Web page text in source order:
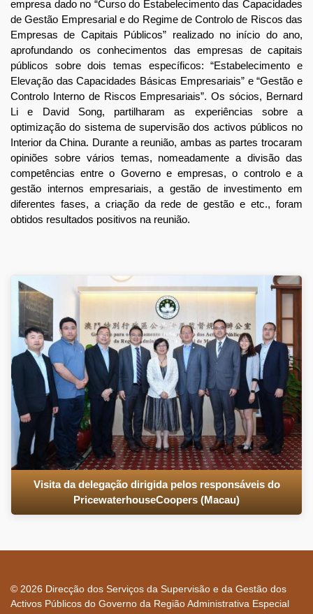
empresa dado no “Curso do Estabelecimento das Capacidades
de Gestão Empresarial e do Regime de Controlo de Riscos das
Empresas de Capitais Públicos” realizado no início do ano,
aprofundando os conhecimentos das empresas de capitais
públicos sobre dois temas específicos: “Estabelecimento e
Elevação das Capacidades Básicas Empresariais” e “Gestão e
Controlo Interno de Riscos Empresariais”. Os sócios, Bernard
Li e David Song, partilharam as experiências sobre a
optimização do sistema de supervisão dos activos públicos no
Interior da China. Durante a reunião, ambas as partes trocaram
opiniões sobre vários temas, nomeadamente a divisão das
competências entre o Governo e empresas, o controlo e a
gestão internos empresariais, a gestão de investimento em
diferentes fases, a criação da rede de gestão e etc., foram
obtidos resultados positivos na reunião.
Visita da delegação dirigida pelos responsáveis do
PricewaterhouseCoopers (Macau)
© 2026 Direcção dos Serviços da Supervisão e da Gestão dos
Activos Públicos do Governo da Região Administrativa Especial